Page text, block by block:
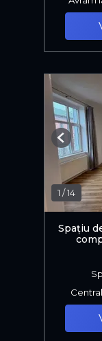
1 /14
Previous
Spațiu